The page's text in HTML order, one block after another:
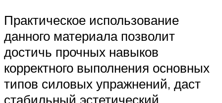
Практическое использование
данного материала позволит
достичь прочных навыков
корректного выполнения основных
типов силовых упражнений, даст
стабильный эстетический